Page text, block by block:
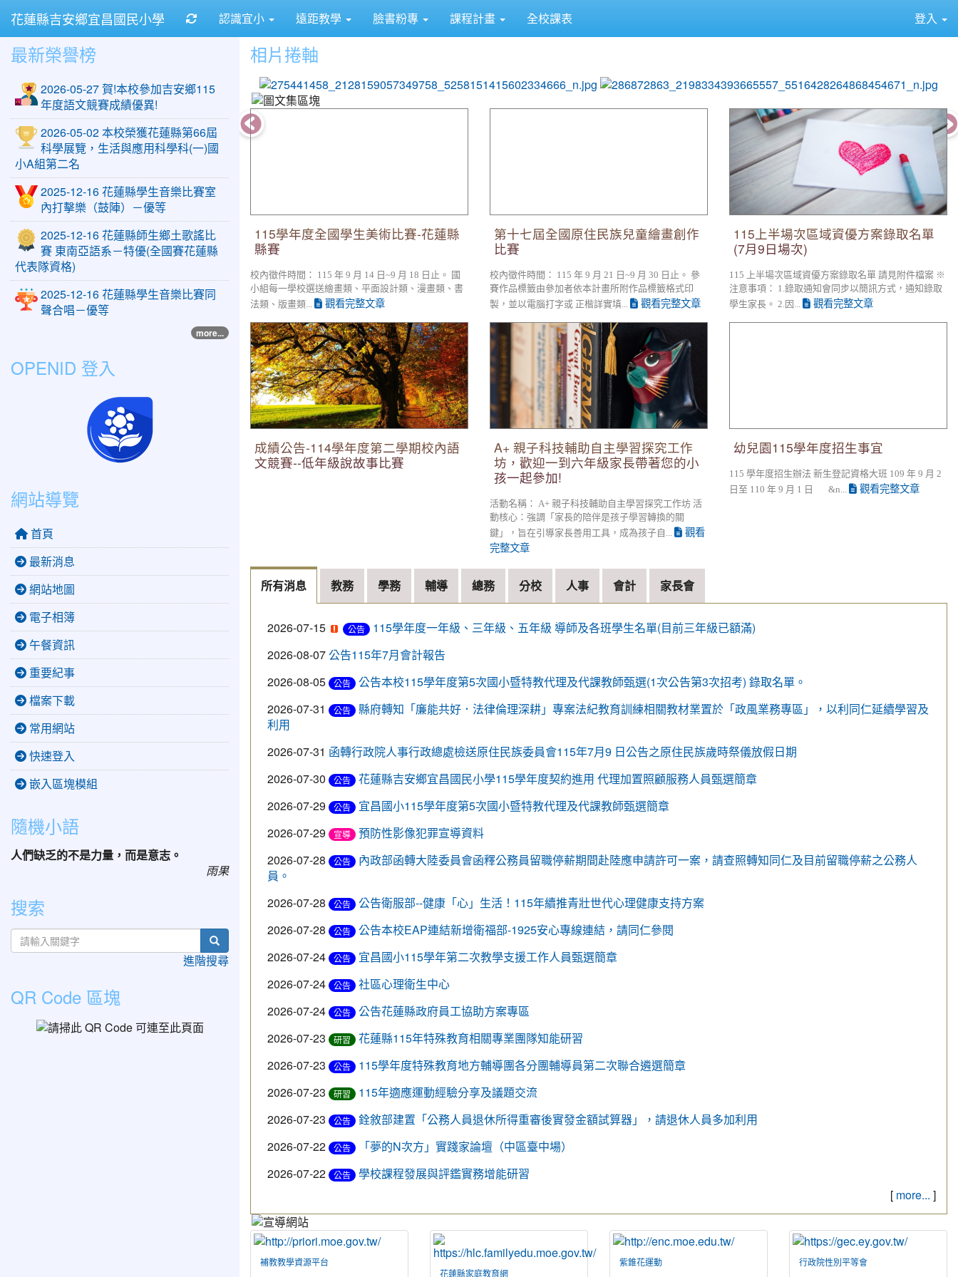
花蓮縣吉安鄉宜昌國民小學 重新取得佈景設定
認識宜小 遠距教學 臉書粉專 課程計畫 全校課表 登入
相片捲軸
photo-1444
115學年度全國學生美術比賽-花蓮縣縣賽
115學年度全國學生美術比賽-花蓮縣
縣賽
校內徵件時間： 115 年 9 月 14 日~9 月 18 日止。 國
小組每一學校選送繪畫類、平面設計類、漫畫類、書
法類、版畫類...
觀看完整文章
第十七屆全國原住民族兒童繪畫創作
比賽
校內徵件時間： 115 年 9 月 21 日~9 月 30 日止。 參
賽作品標籤由參加者依本計畫所附作品標籤格式印
製，並以電腦打字或 正楷詳實填...
觀看完整文章
115上半場次區域資優方案錄取名單(7月9
日場次)
115上半場次區域資優方案錄取名單
(7月9日場次)
115 上半場次區域資優方案錄取名單 請見附件檔案 ※
注意事項： 1.錄取通知會同步以簡訊方式，通知錄取
學生家長。 2.因...
觀看完整文章
成績公告-114學年度第二學期校內語文競
賽--低年級說故事比賽
成績公告-114學年度第二學期校內語
文競賽--低年級說故事比賽
A+ 親子科技輔助自主學習探究工作坊，歡
迎一到六年級家長帶著您的小孩一起參加!
A+ 親子科技輔助自主學習探究工作
坊，歡迎一到六年級家長帶著您的小
孩一起參加!
活動名稱： A+ 親子科技輔助自主學習探究工作坊 活
動核心：強調「家長的陪伴是孩子學習轉換的關
鍵」，旨在引導家長善用工具，成為孩子自...
觀看
完整文章
幼兒園115學年度招生事宜
115 學年度招生辦法 新生登記資格大班 109 年 9 月 2
日至 110 年 9 月 1 日 &n...
觀看完整文章
所有消息 教務 學務 輔導 總務 分校 人事 會計 家長會
2026-07-15 公告
115學年度一年級、三年級、五年級 導師及各班學生名單(目前三年級已額滿)
2026-08-07公告115年7月會計報告
2026-08-05
公告
公告本校115學年度第5次國小暨特教代理及代課教師甄選(1次公告第3次招考) 錄取名單。
2026-07-31
公告
縣府轉知「廉能共好．法律倫理深耕」專案法紀教育訓練相關教材業置於「政風業務專區」，以利同仁延續學習及
利用
2026-07-31 函轉行政院人事行政總處檢送原住民族委員會115年7月9 日公告之原住民族歲時祭儀放假日期
2026-07-30
公告
花蓮縣吉安鄉宜昌國民小學115學年度契約進用 代理加置照顧服務人員甄選簡章
2026-07-29
公告
宜昌國小115學年度第5次國小暨特教代理及代課教師甄選簡章
2026-07-29
宣導
預防性影像犯罪宣導資料
2026-07-28
公告
內政部函轉大陸委員會函釋公務員留職停薪期間赴陸應申請許可一案，請查照轉知同仁及目前留職停薪之公務人
員。
2026-07-28
公告
公告衛服部--健康「心」生活！115年續推青壯世代心理健康支持方案
2026-07-28
公告
公告本校EAP連結新增衛福部-1925安心專線連結，請同仁參閱
2026-07-24
公告
宜昌國小115學年第二次教學支援工作人員甄選簡章
2026-07-24
公告
社區心理衛生中心
2026-07-24
公告
公告花蓮縣政府員工協助方案專區
2026-07-23
研習
花蓮縣115年特殊教育相關專業團隊知能研習
2026-07-23
公告
115學年度特殊教育地方輔導團各分團輔導員第二次聯合遴選簡章
2026-07-23
研習
115年適應運動經驗分享及議題交流
2026-07-23
公告
銓敘部建置「公務人員退休所得重審後實發金額試算器」，請退休人員多加利用
2026-07-22
公告
「夢的N次方」實踐家論壇（中區臺中場）
2026-07-22
公告
學校課程發展與評鑑實務增能研習
[ more... ]
補教教學資源平台
花蓮縣家庭教育網
紫錐花運動 行政院性別平等會
最新榮譽榜
2026-05-27 賀!本校參加吉安鄉115
年度語文競賽成績優異!
2026-05-02 本校榮獲花蓮縣第66屆
科學展覽，生活與應用科學科(一)國
小A組第二名
2025-12-16 花蓮縣學生音樂比賽室
內打擊樂（鼓陣）－優等
2025-12-16 花蓮縣師生鄉土歌謠比
賽 東南亞語系－特優(全國賽花蓮縣
代表隊資格)
2025-12-16 花蓮縣學生音樂比賽同
聲合唱－優等
more...
OPENID 登入
網站導覽
首頁
最新消息
網站地圖
電子相簿
午餐資訊
重要紀事
檔案下載
常用網站
快速登入
嵌入區塊模組
隨機小語
人們缺乏的不是力量，而是意志。
雨果
搜索
search
進階搜尋
QR Code 區塊